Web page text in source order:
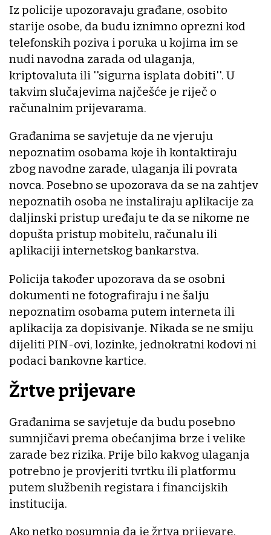
Iz policije upozoravaju građane, osobito
starije osobe, da budu iznimno oprezni kod
telefonskih poziva i poruka u kojima im se
nudi navodna zarada od ulaganja,
kriptovaluta ili ''sigurna isplata dobiti''. U
takvim slučajevima najčešće je riječ o
računalnim prijevarama.
Građanima se savjetuje da ne vjeruju
nepoznatim osobama koje ih kontaktiraju
zbog navodne zarade, ulaganja ili povrata
novca. Posebno se upozorava da se na zahtjev
nepoznatih osoba ne instaliraju aplikacije za
daljinski pristup uređaju te da se nikome ne
dopušta pristup mobitelu, računalu ili
aplikaciji internetskog bankarstva.
Policija također upozorava da se osobni
dokumenti ne fotografiraju i ne šalju
nepoznatim osobama putem interneta ili
aplikacija za dopisivanje. Nikada se ne smiju
dijeliti PIN-ovi, lozinke, jednokratni kodovi ni
podaci bankovne kartice.
Žrtve prijevare
Građanima se savjetuje da budu posebno
sumnjičavi prema obećanjima brze i velike
zarade bez rizika. Prije bilo kakvog ulaganja
potrebno je provjeriti tvrtku ili platformu
putem službenih registara i financijskih
institucija.
Ako netko posumnja da je žrtva prijevare,